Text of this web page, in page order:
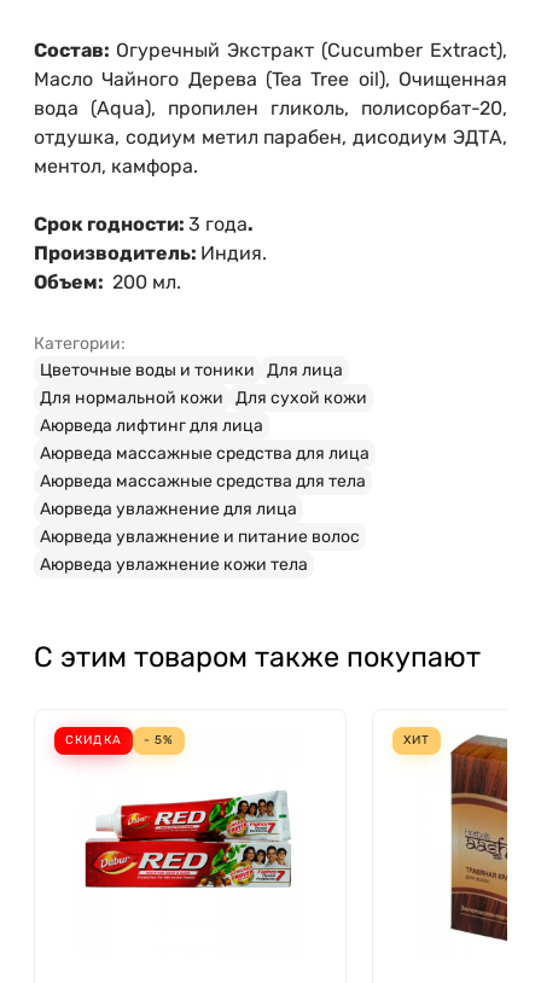
Состав: Огуречный Экстракт (Cucumber Extract),
Масло Чайного Дерева (Tea Tree oil), Очищенная
вода (Aqua), пропилен гликоль, полисорбат-20,
отдушка, содиум метил парабен, дисодиум ЭДТА,
ментол, камфора.
Срок годности: 3 года.
Производитель: Индия.
Объем: 200 мл.
Категории:
Цветочные воды и тоники
Для лица
Для нормальной кожи
Для сухой кожи
Аюрведа лифтинг для лица
Аюрведа массажные средства для лица
Аюрведа массажные средства для тела
Аюрведа увлажнение для лица
Аюрведа увлажнение и питание волос
Аюрведа увлажнение кожи тела
С этим товаром также покупают
СКИДКА - 5% ХИТ